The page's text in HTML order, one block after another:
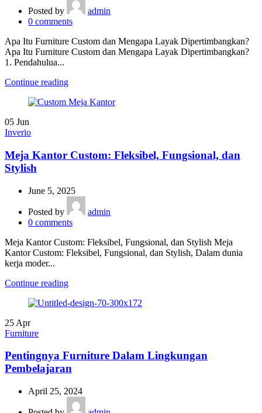
Posted by
admin
0 comments
Apa Itu Furniture Custom dan Mengapa Layak Dipertimbangkan?
Apa Itu Furniture Custom dan Mengapa Layak Dipertimbangkan?
1. Pendahulua...
Continue reading
05 Jun
Inverio
Meja Kantor Custom: Fleksibel, Fungsional, dan
Stylish
June 5, 2025
Posted by
admin
0 comments
Meja Kantor Custom: Fleksibel, Fungsional, dan Stylish Meja
Kantor Custom: Fleksibel, Fungsional, dan Stylish, Dalam dunia
kerja moder...
Continue reading
25 Apr
Furniture
Pentingnya Furniture Dalam Lingkungan
Pembelajaran
April 25, 2024